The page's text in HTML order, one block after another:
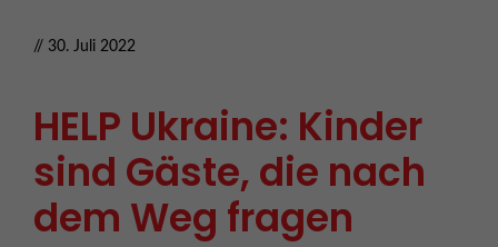
// 30. Juli 2022
HELP Ukraine: Kinder
sind Gäste, die nach
dem Weg fragen